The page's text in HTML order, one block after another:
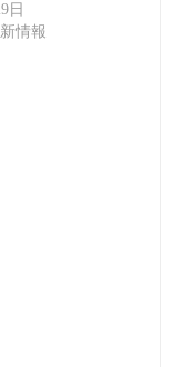
日
情報